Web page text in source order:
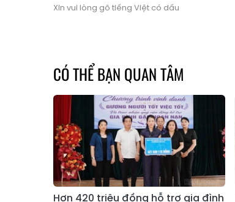
Xin vui lòng gõ tiếng Việt có dấu
CÓ THỂ BẠN QUAN TÂM
Hơn 420 triệu đồng hỗ trợ gia đình